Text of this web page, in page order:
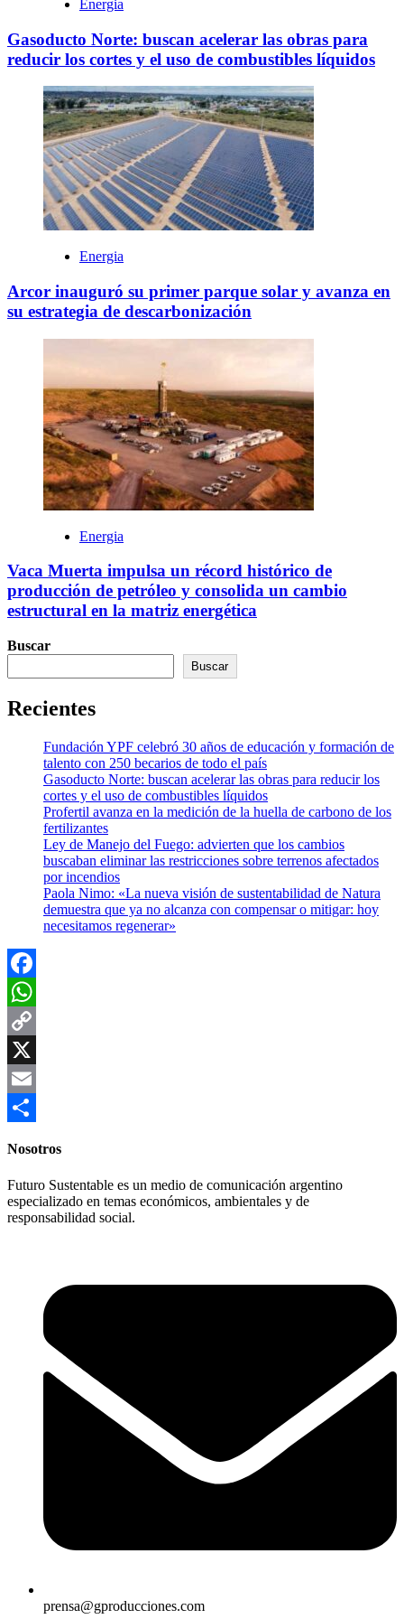
Energia
Gasoducto Norte: buscan acelerar las obras para
reducir los cortes y el uso de combustibles líquidos
Energia
Arcor inauguró su primer parque solar y avanza en
su estrategia de descarbonización
Energia
Vaca Muerta impulsa un récord histórico de
producción de petróleo y consolida un cambio
estructural en la matriz energética
Buscar
Buscar
Recientes
Fundación YPF celebró 30 años de educación y formación de
talento con 250 becarios de todo el país
Gasoducto Norte: buscan acelerar las obras para reducir los
cortes y el uso de combustibles líquidos
Profertil avanza en la medición de la huella de carbono de los
fertilizantes
Ley de Manejo del Fuego: advierten que los cambios
buscaban eliminar las restricciones sobre terrenos afectados
por incendios
Paola Nimo: «La nueva visión de sustentabilidad de Natura
demuestra que ya no alcanza con compensar o mitigar: hoy
necesitamos regenerar»
Facebook
WhatsApp
Copy
Link
X
Email
Nosotros
Futuro Sustentable es un medio de comunicación argentino
especializado en temas económicos, ambientales y de
responsabilidad social.
prensa@gproducciones.com